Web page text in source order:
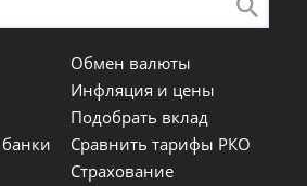
Обмен валюты
Инфляция и цены
Подобрать вклад
Сравнить тарифы РКО
Страхование